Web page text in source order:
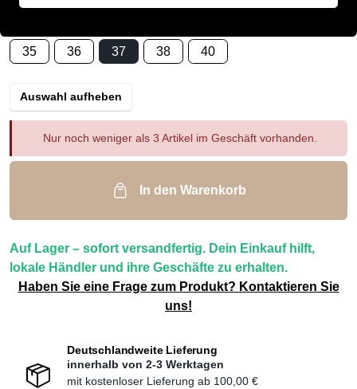
35
36 37 38 40
Auswahl aufheben
Nur noch weniger als 3 Artikel im Geschäft vorhanden.
In den Warenkorb
Auf Lager – sofort versandfertig. Dein Einkauf hilft,
lokale Händler und ihre Geschäfte zu erhalten.
Haben Sie eine Frage zum Produkt? Kontaktieren Sie
uns!
Deutschlandweite Lieferung
innerhalb von 2-3 Werktagen
mit kostenloser Lieferung ab 100,00 €